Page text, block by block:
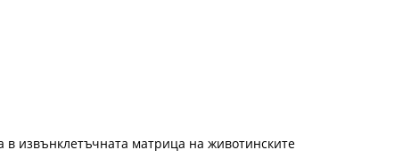
извънклетъчната матрица на животинските